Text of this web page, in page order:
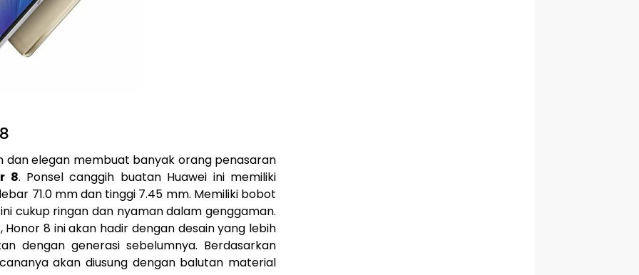
dan elegan membuat banyak orang penasaran
8. Ponsel canggih buatan Huawei ini memiliki
71.0 mm dan tinggi 7.45 mm. Memiliki bobot
cukup ringan dan nyaman dalam genggaman.
8 ini akan hadir dengan desain yang lebih
dengan generasi sebelumnya. Berdasarkan
akan diusung dengan balutan material